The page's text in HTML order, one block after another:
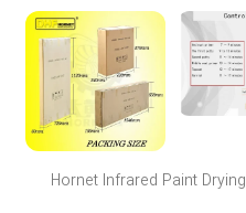
دستگاه 3 پنل خشک کن رنگ اینفرارد Hornet Infrared Paint Drying